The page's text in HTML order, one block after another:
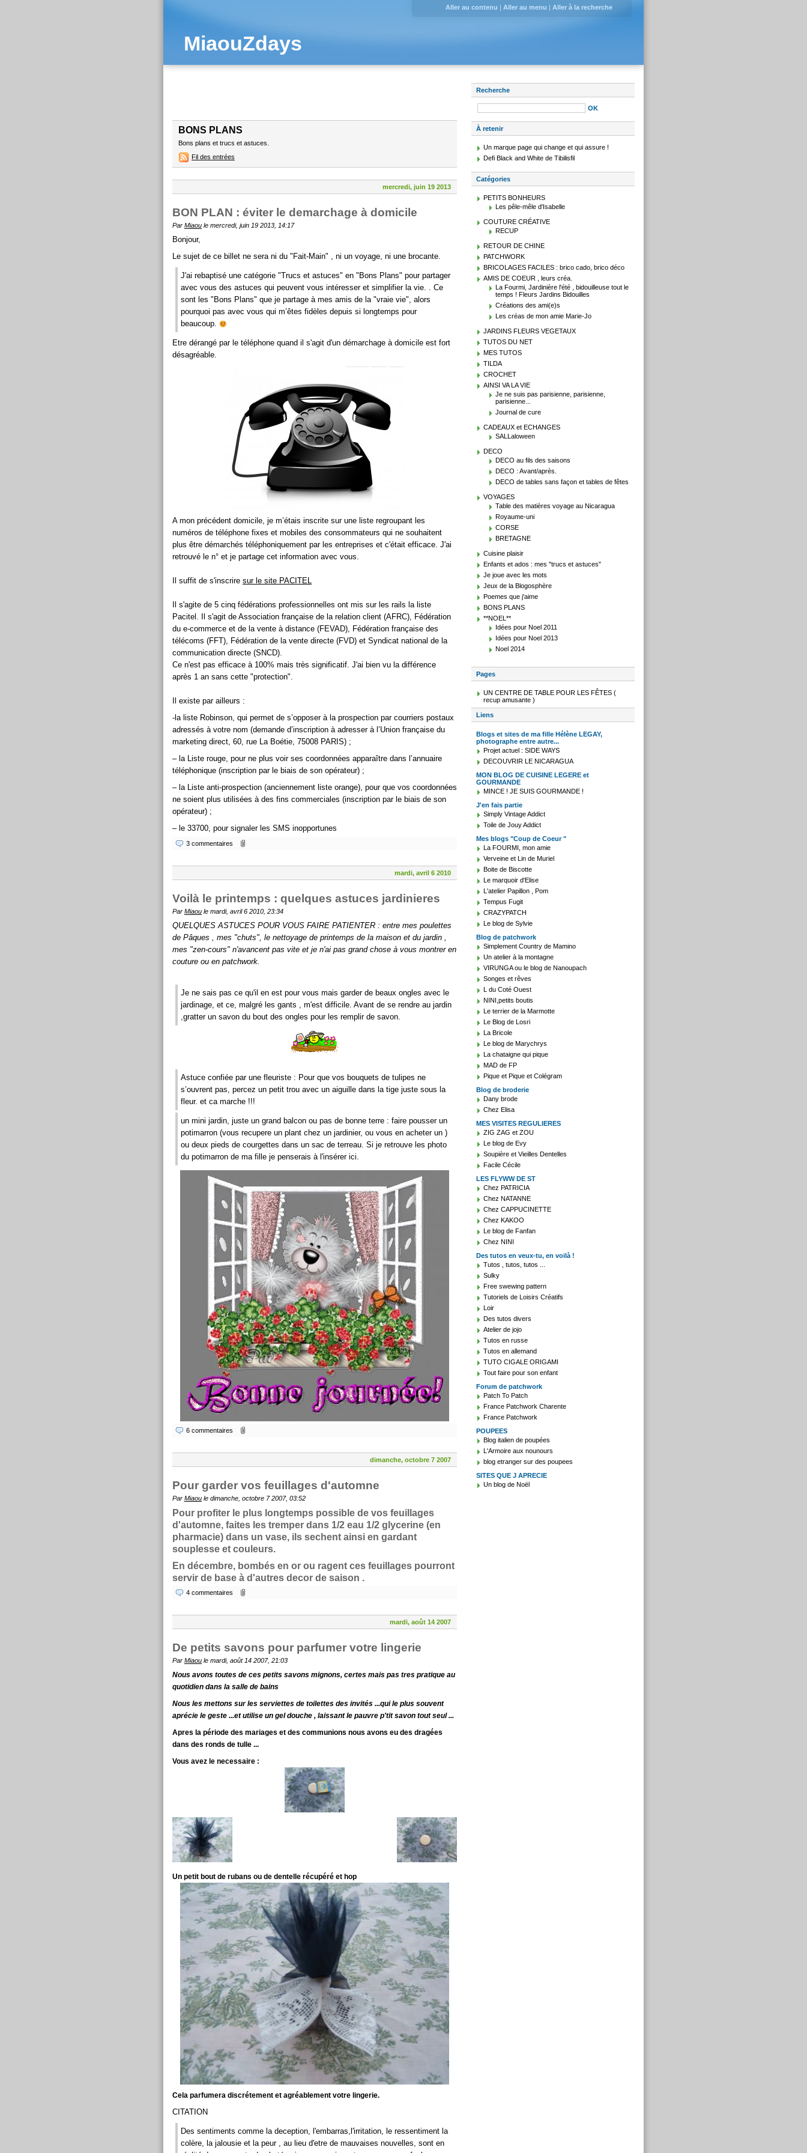
MiaouZdays
Aller au contenu | Aller au menu | Aller à la recherche
BONS PLANS
Bons plans et trucs et astuces.
Fil des entrées
mercredi, juin 19 2013
BON PLAN : éviter le demarchage à domicile
Par Miaou le mercredi, juin 19 2013, 14:17
Bonjour,
Le sujet de ce billet ne sera ni du "Fait-Main" , ni un voyage, ni une brocante.
J'ai rebaptisé une catégorie "Trucs et astuces" en "Bons Plans" pour partager
avec vous des astuces qui peuvent vous intéresser et simplifier la vie. . Ce
sont les "Bons Plans" que je partage à mes amis de la "vraie vie", alors
pourquoi pas avec vous qui m’êtes fidèles depuis si longtemps pour
beaucoup.
Etre dérangé par le téléphone quand il s'agit d'un démarchage à domicile est fort
désagréable.
A mon précédent domicile, je m’étais inscrite sur une liste regroupant les
numéros de téléphone fixes et mobiles des consommateurs qui ne souhaitent
plus être démarchés téléphoniquement par les entreprises et c'était efficace. J'ai
retrouvé le n° et je partage cet information avec vous.
Il suffit de s'inscrire sur le site PACITEL
Il s'agite de 5 cinq fédérations professionnelles ont mis sur les rails la liste
Pacitel. Il s'agit de Association française de la relation client (AFRC), Fédération
du e-commerce et de la vente à distance (FEVAD), Fédération française des
télécoms (FFT), Fédération de la vente directe (FVD) et Syndicat national de la
communication directe (SNCD).
Ce n'est pas efficace à 100% mais très significatif. J'ai bien vu la différence
après 1 an sans cette "protection".
Il existe par ailleurs :
-la liste Robinson, qui permet de s’opposer à la prospection par courriers postaux
adressés à votre nom (demande d’inscription à adresser à l’Union française du
marketing direct, 60, rue La Boétie, 75008 PARIS) ;
– la Liste rouge, pour ne plus voir ses coordonnées apparaître dans l’annuaire
téléphonique (inscription par le biais de son opérateur) ;
– la Liste anti-prospection (anciennement liste orange), pour que vos coordonnées
ne soient plus utilisées à des fins commerciales (inscription par le biais de son
opérateur) ;
– le 33700, pour signaler les SMS inopportunes
3 commentaires
mardi, avril 6 2010
Voilà le printemps : quelques astuces jardinieres
Par Miaou le mardi, avril 6 2010, 23:34
QUELQUES ASTUCES POUR VOUS FAIRE PATIENTER : entre mes poulettes
de Pâques , mes "chuts", le nettoyage de printemps de la maison et du jardin ,
mes "zen-cours" n'avancent pas vite et je n'ai pas grand chose à vous montrer en
couture ou en patchwork.
Je ne sais pas ce qu'il en est pour vous mais garder de beaux ongles avec le
jardinage, et ce, malgré les gants , m'est difficile. Avant de se rendre au jardin
,gratter un savon du bout des ongles pour les remplir de savon.
Astuce confiée par une fleuriste : Pour que vos bouquets de tulipes ne
s’ouvrent pas, percez un petit trou avec un aiguille dans la tige juste sous la
fleur. et ca marche !!!
un mini jardin, juste un grand balcon ou pas de bonne terre : faire pousser un
potimarron (vous recupere un plant chez un jardinier, ou vous en acheter un )
ou deux pieds de courgettes dans un sac de terreau. Si je retrouve les photo
du potimarron de ma fille je penserais à l'insérer ici.
6 commentaires
dimanche, octobre 7 2007
Pour garder vos feuillages d'automne
Par Miaou le dimanche, octobre 7 2007, 03:52
Pour profiter le plus longtemps possible de vos feuillages
d'automne, faites les tremper dans 1/2 eau 1/2 glycerine (en
pharmacie) dans un vase, ils sechent ainsi en gardant
souplesse et couleurs.
En décembre, bombés en or ou ragent ces feuillages pourront
servir de base à d'autres decor de saison .
4 commentaires
mardi, août 14 2007
De petits savons pour parfumer votre lingerie
Par Miaou le mardi, août 14 2007, 21:03
Nous avons toutes de ces petits savons mignons, certes mais pas tres pratique au
quotidien dans la salle de bains
Nous les mettons sur les serviettes de toilettes des invités ...qui le plus souvent
aprécie le geste ...et utilise un gel douche , laissant le pauvre p'tit savon tout seul ...
Apres la période des mariages et des communions nous avons eu des dragées
dans des ronds de tulle ...
Vous avez le necessaire :
Un petit bout de rubans ou de dentelle récupéré et hop
Cela parfumera discrétement et agréablement votre lingerie.
CITATION
Des sentiments comme la deception, l'embarras,l'irritation, le ressentiment la
colère, la jalousie et la peur , au lieu d'etre de mauvaises nouvelles, sont en
Recherche
À retenir
Un marque page qui change et qui assure !
Defi Black and White de Tibilisfil
Catégories
PETITS BONHEURS
Les pêle-mêle d'Isabelle
COUTURE CRÉATIVE
RECUP
RETOUR DE CHINE
PATCHWORK
BRICOLAGES FACILES : brico cado, brico déco
AMIS DE COEUR , leurs créa.
La Fourmi, Jardinière l'été , bidouilleuse tout le
temps ! Fleurs Jardins Bidouilles
Créations des ami(e)s
Les créas de mon amie Marie-Jo
JARDINS FLEURS VEGETAUX
TUTOS DU NET
MES TUTOS
TILDA
CROCHET
AINSI VA LA VIE
Je ne suis pas parisienne, parisienne,
parisienne...
Journal de cure
CADEAUX et ECHANGES
SALLaloween
DECO
DECO au fils des saisons
DECO : Avant/après.
DECO de tables sans façon et tables de fêtes
VOYAGES
Table des matières voyage au Nicaragua
Royaume-uni
CORSE
BRETAGNE
Cuisine plaisir
Enfants et ados : mes "trucs et astuces"
Je joue avec les mots
Jeux de la Blogosphère
Poemes que j'aime
BONS PLANS
**NOEL**
Idées pour Noel 2011
Idées pour Noel 2013
Noel 2014
Pages
UN CENTRE DE TABLE POUR LES FÊTES (
recup amusante )
Liens
Blogs et sites de ma fille Hélène LEGAY,
photographe entre autre...
Projet actuel : SIDE WAYS
DECOUVRIR LE NICARAGUA
MON BLOG DE CUISINE LEGERE et
GOURMANDE
MINCE ! JE SUIS GOURMANDE !
J'en fais partie
Simply Vintage Addict
Toile de Jouy Addict
Mes blogs "Coup de Coeur "
La FOURMI, mon amie
Verveine et Lin de Muriel
Boite de Biscotte
Le marquoir d'Elise
L'atelier Papillon , Pom
Tempus Fugit
CRAZYPATCH
Le blog de Sylvie
Blog de patchwork
Simplement Country de Mamino
Un atelier à la montagne
VIRUNGA ou le blog de Nanoupach
Songes et rêves
L du Coté Ouest
NINI,petits boutis
Le terrier de la Marmotte
Le Blog de Losri
La Bricole
Le blog de Marychrys
La chataigne qui pique
MAD de FP
Pique et Pique et Colégram
Blog de broderie
Dany brode
Chez Elisa
MES VISITES REGULIERES
ZIG ZAG et ZOU
Le blog de Evy
Soupière et Vieilles Dentelles
Facile Cécile
LES FLYWW DE ST
Chez PATRICIA
Chez NATANNE
Chez CAPPUCINETTE
Chez KAKOO
Le blog de Fanfan
Chez NINI
Des tutos en veux-tu, en voilà !
Tutos , tutos, tutos ...
Sulky
Free swewing pattern
Tutoriels de Loisirs Créatifs
Loir
Des tutos divers
Atelier de jojo
Tutos en russe
Tutos en allemand
TUTO CIGALE ORIGAMI
Tout faire pour son enfant
Forum de patchwork
Patch To Patch
France Patchwork Charente
France Patchwork
POUPEES
Blog italien de poupées
L'Armoire aux nounours
blog etranger sur des poupees
SITES QUE J APRECIE
Un blog de Noël